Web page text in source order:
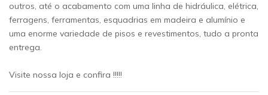
outros, até o acabamento com uma linha de hidráulica, elétrica,
ferragens, ferramentas, esquadrias em madeira e alumínio e
uma enorme variedade de pisos e revestimentos, tudo a pronta
entrega.
Visite nossa loja e confira !!!!!